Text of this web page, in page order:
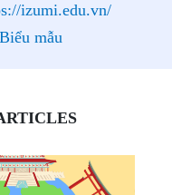
izumi.edu.vn/
Biểu mẫu